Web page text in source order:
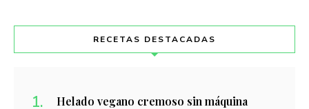
RECETAS DESTACADAS
Helado vegano cremoso sin máquina